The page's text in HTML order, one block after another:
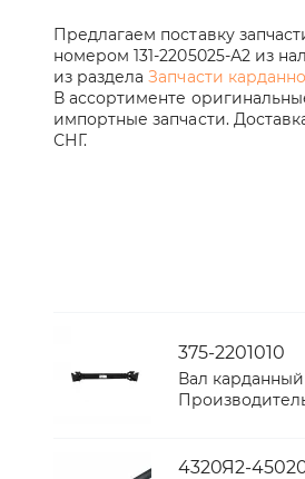
Предлагаем поставку
номером 131-2205025-А2 из
из разделаЗапчасти
В ассортименте
импортные запчасти.
СНГ.
375-2201010
Вал карданный
4320Я2-